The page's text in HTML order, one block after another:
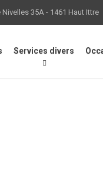
Nivelles 35A - 1461 Haut Ittre
Services divers
TS 500i